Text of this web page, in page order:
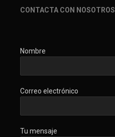
CONTACTA CON NOSOTROS
Nombre
Correo electrónico
Tu mensaje